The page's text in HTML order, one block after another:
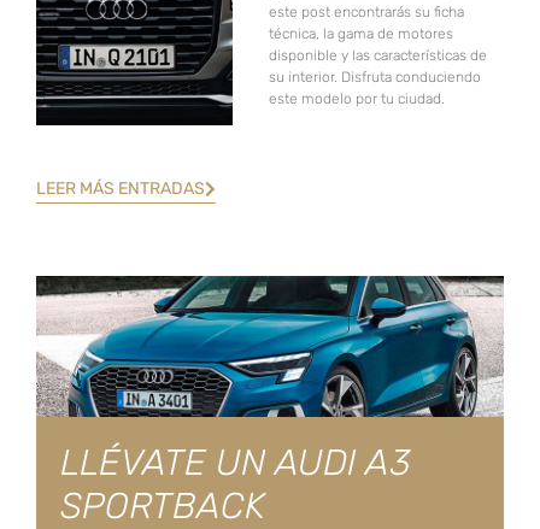
este post encontrarás su ficha
técnica, la gama de motores
disponible y las características de
su interior. Disfruta conduciendo
este modelo por tu ciudad.
LEER MÁS ENTRADAS
LLÉVATE UN AUDI A3
SPORTBACK